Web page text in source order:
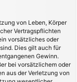
von Leben, Körper
Vertragspflichten
vorsätzliches oder
Dies gilt auch für
Gewinn.
bei vorsätzlichem oder
aus der Verletzung von